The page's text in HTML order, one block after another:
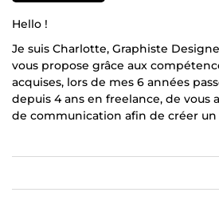
Hello !
Je suis Charlotte, Graphiste
vous propose grâce aux
acquises, lors de mes 6 années
depuis 4 ans en freelance, de vous
de communication afin de créer
Vous souhaitez, me soumettre
aider à atteindre vos objectifs !